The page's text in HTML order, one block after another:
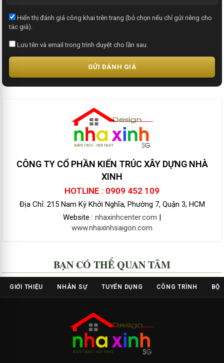
Hiển thị đánh giá công khai trên trang (bỏ chọn nếu chỉ gửi riêng cho
tác giả).
Lưu tên và email trong trình duyệt cho lần sau.
GỬI ĐÁNH GIÁ
CÔNG TY CỔ PHẦN KIẾN TRÚC XÂY DỰNG NHÀ
XINH
HOTLINE : 0909 452 109
Địa Chỉ: 215 Nam Kỳ Khởi Nghĩa, Phường 7, Quận 3, HCM
Website : nhaxinhcenter.com
www.nhaxinhsaigon.com
BẠN CÓ THỂ QUAN TÂM
GIỚI THIỆU NHÂN SỰ TUYỂN DỤNG CÔNG TRÌNH BỘ